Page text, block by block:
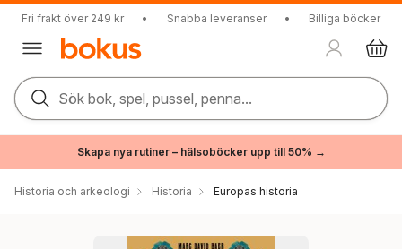
Fri frakt över 249 kr • Snabba leveranser • Billiga böcker
Sök bok, spel, pussel, penna...
Skapa nya rutiner – hälsoböcker upp till 50% →
Historia och arkeologi Historia Europas historia